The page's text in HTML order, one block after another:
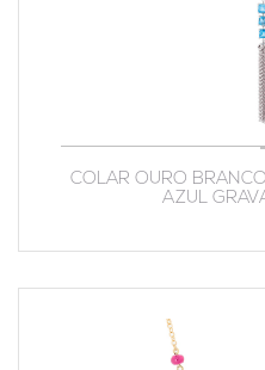
COLAR OURO
AZUL